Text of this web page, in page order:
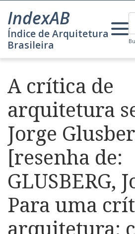
IndexAB
Índice de Arquitetura
Brasileira
A crítica de
arquitetura
Jorge
[resenha de:
GLUSBERG,
Para uma
arquitetura: